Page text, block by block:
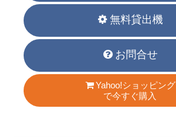
無料貸出機
お問合せ
Yahoo!ショッピング
で今すぐ購入